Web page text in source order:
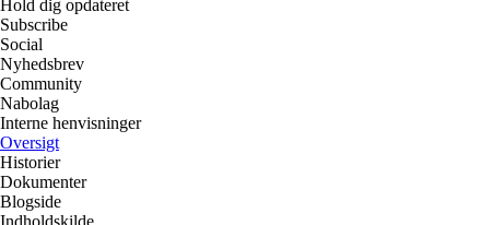
Hold dig opdateret
Subscribe
Social
Nyhedsbrev
Community
Nabolag
Interne henvisninger
Oversigt
Historier
Dokumenter
Blogside
Indholdskilde